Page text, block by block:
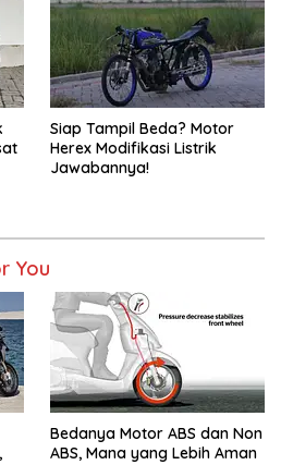
Siap Tampil Beda? Motor
Herex Modifikasi Listrik
Jawabannya!
You
Bedanya Motor ABS dan Non
ABS, Mana yang Lebih Aman